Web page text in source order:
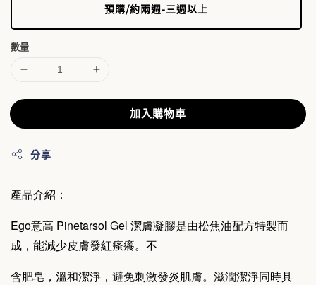
預購/約兩週-三週以上
數量
加入購物車
分享
產品介紹：
Ego意高 Pinetarsol Gel 潔膚凝膠是由松焦油配方特製而
成，能減少皮膚發紅瘙癢。不
含肥皂，溫和潔淨，避免刺激發炎肌膚。滋潤潔淨同時具